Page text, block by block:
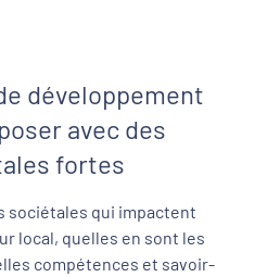
développement
avec des
fortes
sociétales qui impactent
local, quelles en sont les
compétences et savoir-